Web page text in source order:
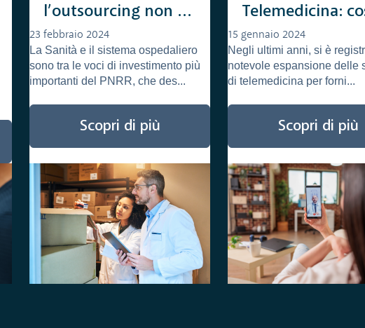
l’outsourcing non è
l’unica strada
23 febbraio 2024
La Sanità e il sistema ospedaliero
sono tra le voci di investimento più
importanti del PNRR, che des...
Scopri di più
Telemedicina:
e come cambierà
sistema
15 gennaio 2024
Negli ultimi anni, si è
notevole espansione delle
di telemedicina per forni...
Scopri di più